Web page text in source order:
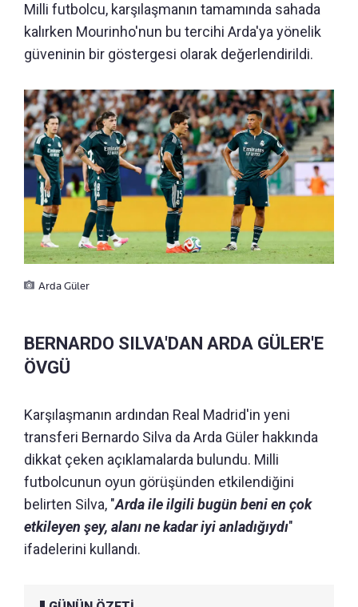
Milli futbolcu, karşılaşmanın tamamında sahada
kalırken Mourinho'nun bu tercihi Arda'ya yönelik
güveninin bir göstergesi olarak değerlendirildi.
Arda Güler
BERNARDO SILVA'DAN ARDA GÜLER'E
ÖVGÜ
Karşılaşmanın ardından Real Madrid'in yeni
transferi Bernardo Silva da Arda Güler hakkında
dikkat çeken açıklamalarda bulundu. Milli
futbolcunun oyun görüşünden etkilendiğini
belirten Silva, "Arda ile ilgili bugün beni en çok
etkileyen şey, alanı ne kadar iyi anladığıydı"
ifadelerini kullandı.